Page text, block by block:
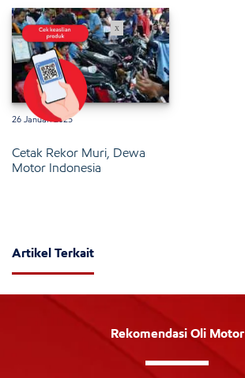
26 Januari 2025
Cetak Rekor Muri, Dewa
Motor Indonesia
Artikel Terkait
Rekomendasi Oli Motor
x